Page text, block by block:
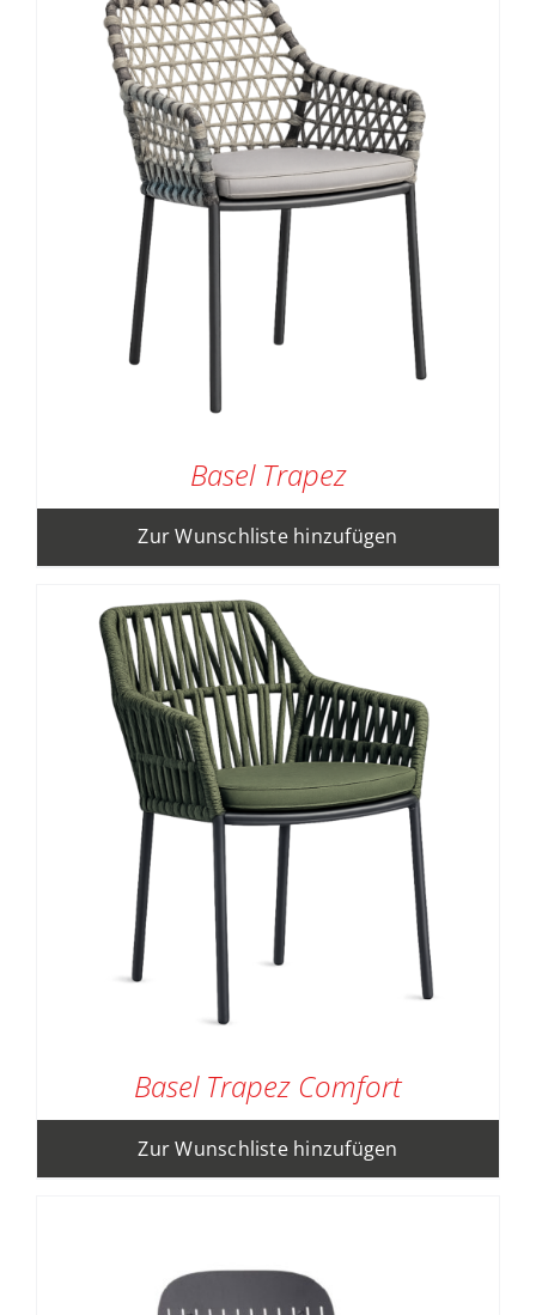
Basel Trapez
Zur Wunschliste hinzufügen
Basel Trapez Comfort
Zur Wunschliste hinzufügen